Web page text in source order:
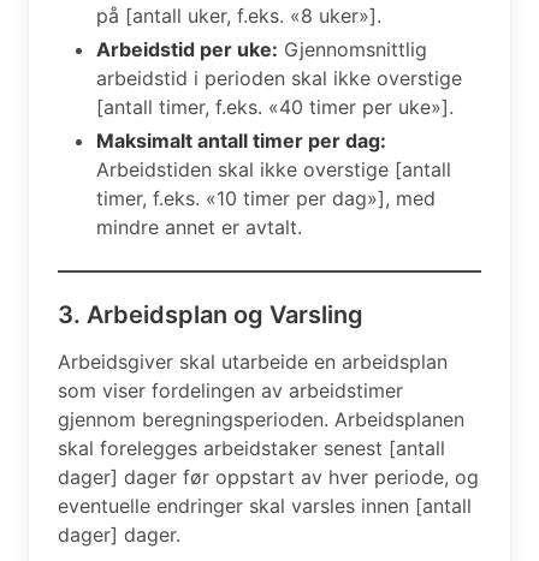
på [antall uker, f.eks. «8 uker»].
Arbeidstid per uke: Gjennomsnittlig
arbeidstid i perioden skal ikke overstige
[antall timer, f.eks. «40 timer per uke»].
Maksimalt antall timer per dag:
Arbeidstiden skal ikke overstige [antall
timer, f.eks. «10 timer per dag»], med
mindre annet er avtalt.
3. Arbeidsplan og Varsling
Arbeidsgiver skal utarbeide en arbeidsplan
som viser fordelingen av arbeidstimer
gjennom beregningsperioden. Arbeidsplanen
skal forelegges arbeidstaker senest [antall
dager] dager før oppstart av hver periode, og
eventuelle endringer skal varsles innen [antall
dager] dager.